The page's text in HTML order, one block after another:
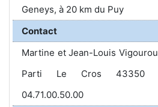
Geneys, à 20 km du Puy
Contact
Martine et Jean-Louis
Parti Le Cros 43350
04.71.00.50.00